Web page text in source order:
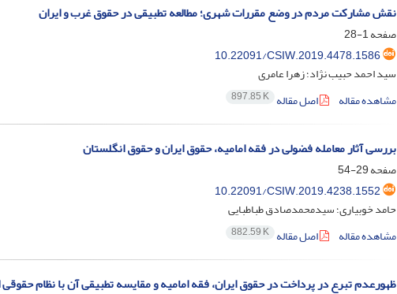
نقش مشارکت مردم در وضع مقررات شهری؛ مطالعه تطبیقی در حقوق غرب و ایران
صفحه1-28
10.22091/CSIW.2019.4478.1586
سید احمد حبیب نژاد؛ زهرا عامری
مشاهده مقاله
اصل مقاله 897.85 K
بررسی آثار معامله فضولی در فقه امامیه، حقوق ایران و حقوق انگلستان
صفحه29-54
10.22091/CSIW.2019.4238.1552
حامد خوبیاری؛ سیدمحمدصادق طباطبایی
مشاهده مقاله
اصل مقاله 882.59 K
ظهورعدم تبرع در پرداخت در حقوق ایران، فقه امامیه و مقایسه تطبیقی آن با نظام